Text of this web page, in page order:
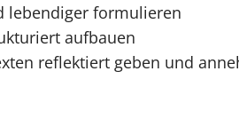
lebendiger formulieren
aufbauen
reflektiert geben und